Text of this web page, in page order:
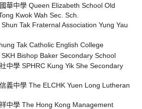
華中學 Queen Elizabeth School Old
Kwok Wah Sec. Sch.
Tak Fraternal Association Yung Yau
Tak Catholic English College
Bishop Baker Secondary School
中學 SPHRC Kung Yik She Secondary
義中學 The ELCHK Yuen Long Lutheran
中學 The Hong Kong Management